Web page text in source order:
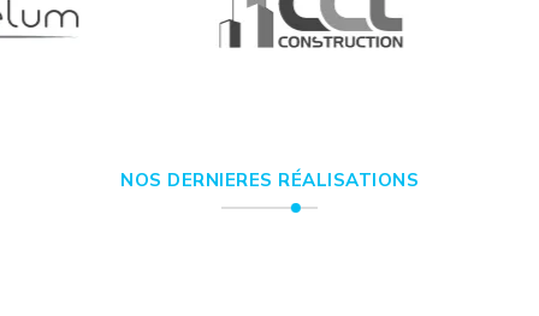
NOS DERNIERES RÉALISATIONS